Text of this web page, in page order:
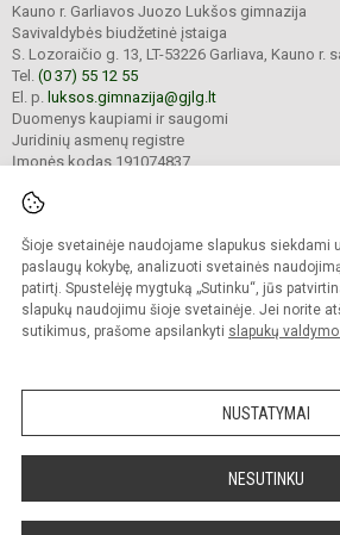
Šioje svetainėje naudojame slapukus siekdami
paslaugų kokybę, analizuoti svetainės
patirtį. Spustelėję mygtuką „Sutinku“, jūs
slapukų naudojimu šioje svetainėje. Jei norite
sutikimus, prašome apsilankyti slapukų
NUSTATYMAI
NESUTINKU
Kauno r. Garliavos Juozo Lukšos gimnazija
Savivaldybės biudžetinė įstaiga
S. Lozoraičio g. 13, LT-53226 Garliava, Kauno r.
Tel. (0 37) 55 12 55
El. p. luksos.gimnazija@gjlg.lt
Duomenys kaupiami ir saugomi
Juridinių asmenų registre
Įmonės kodas 191074837
© 2025. Kauno r. Garliavos Juozo Lukšos
Kopijuoti turinį be raštiško gimnazijos
Prieinamumo paraiška
Sumanus būdas atnaujinti